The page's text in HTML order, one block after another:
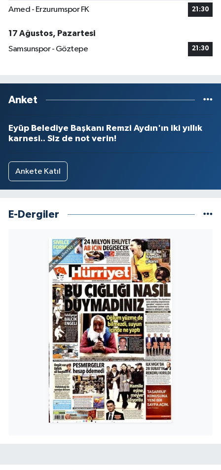
Amed - Erzurumspor FK 21:30
17 Ağustos, Pazartesi
Samsunspor - Göztepe
21:30
Anket
Eyüp Belediye Başkanı Remzi Aydın'ın iki yıllık
karnesi.. Siz de not verin!
Ankete Katıl
E-Dergiler